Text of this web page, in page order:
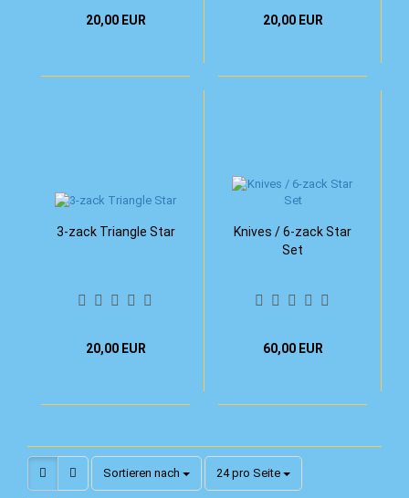
20,00 EUR 20,00 EUR
3-zack Triangle Star
20,00 EUR
Knives / 6-zack Star
Set
60,00 EUR
Sortieren nach
Sortieren nach 24 pro Seite
pro Seite